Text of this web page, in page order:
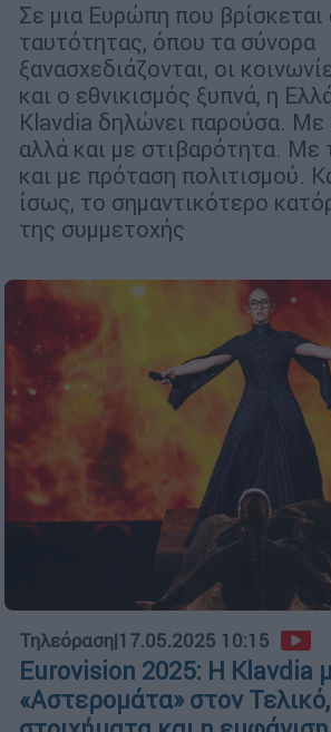
Σε μια Ευρώπη που βρίσκεται
ταυτότητας, όπου τα σύνορα
ξανασχεδιάζονται, οι
και ο εθνικισμός ξυπνά, η
Klavdia δηλώνει παρούσα. Με
αλλά και με στιβαρότητα. Με
και με πρόταση πολιτισμού.
ίσως, το σημαντικότερο
της συμμετοχής
Τηλεόραση|17.05.2025 10:15
Eurovision 2025: Η Klavdia
«Αστερομάτα» στον